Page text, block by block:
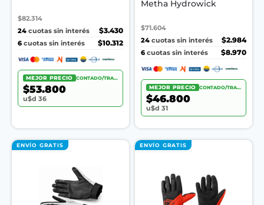
$82.314
24 cuotas sin interés
$3.430
6 cuotas sin interés $10.312
MEJOR PRECIO CONTADO/TRANSF.
$53.800
u$d 36
Metha Hydrowick
$71.604
24 cuotas sin interés
$2.984
6 cuotas sin interés $8.970
MEJOR PRECIO CONTADO/TRANSF.
$46.800
u$d 31
ENVÍO GRATIS ENVÍO GRATIS